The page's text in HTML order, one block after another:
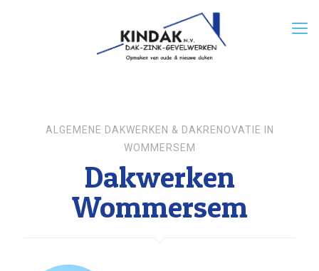
ALGEMENE DAKWERKEN & DAKRENOVATIE IN
WOMMERSEM
Dakwerken
Wommersem